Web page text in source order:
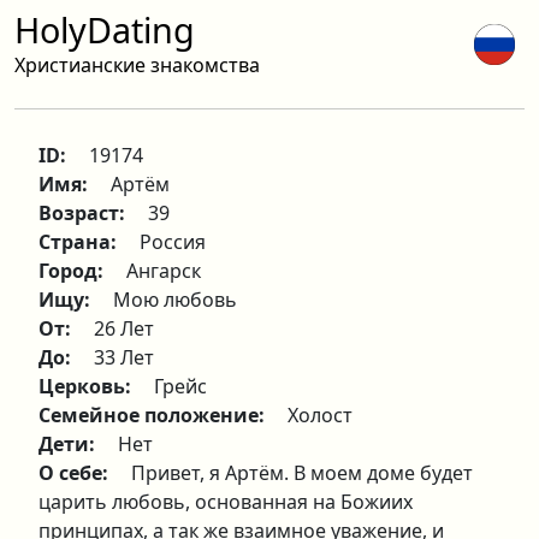
HolyDating
Христианские знакомства
ID:
19174
Имя:
Артём
Возраст:
39
Страна:
Россия
Город:
Ангарск
Ищу:
Мою любовь
От:
26 Лет
До:
33 Лет
Церковь:
Грейс
Семейное положение:
Холост
Дети:
Нет
О себе:
Привет, я Артём. В моем доме будет
царить любовь, основанная на Божиих
принципах, а так же взаимное уважение, и